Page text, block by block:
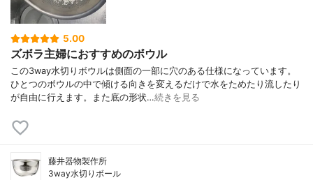
5.00
ズボラ主婦におすすめのボウル
この3way水切りボウルは側面の一部に穴のある仕様になっています。
ひとつのボウルの中で傾ける向きを変えるだけで水をためたり流したり
が自由に行えます。また底の形状…続きを見る
藤井器物製作所
3way水切りボール